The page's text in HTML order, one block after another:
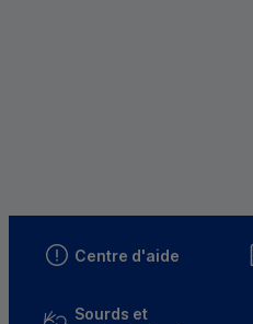
Centre d'aide
Sourds et